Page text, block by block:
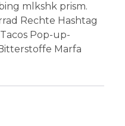
mlkshk prism.
Rechte Hashtag
Pop-up-
Marfa